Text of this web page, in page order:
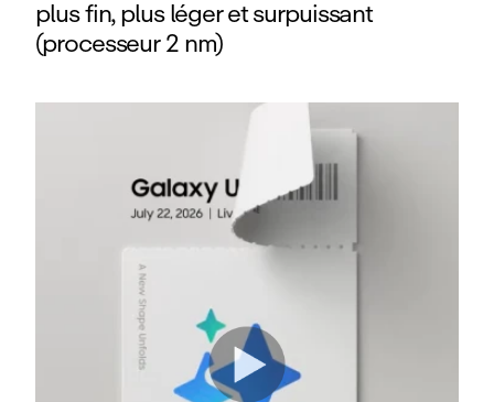
plus fin, plus léger et surpuissant
(processeur 2 nm)